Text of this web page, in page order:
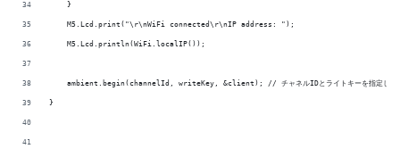
    }
    M5.Lcd.print("\r\nWiFi connected\r\nIP address: ");
    M5.Lcd.println(WiFi.localIP());
ambient.begin(channelId, writeKey, &client); // チャネルIDとライトキーを指定して
}